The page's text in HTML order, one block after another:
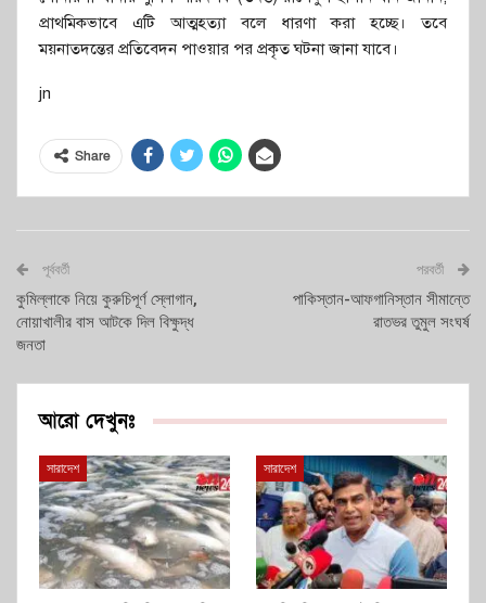
প্রাথমিকভাবে এটি আত্মহত্যা বলে ধারণা করা হচ্ছে। তবে
ময়নাতদন্তের প্রতিবেদন পাওয়ার পর প্রকৃত ঘটনা জানা যাবে।
jn
Share
পূর্ববর্তী
কুমিল্লাকে নিয়ে কুরুচিপূর্ণ স্লোগান,
নোয়াখালীর বাস আটকে দিল বিক্ষুদ্ধ
জনতা
পরবর্তী
পাকিস্তান-আফগানিস্তান সীমান্তে
রাতভর তুমুল সংঘর্ষ
আরো দেখুনঃ
সারাদেশ সারাদেশ